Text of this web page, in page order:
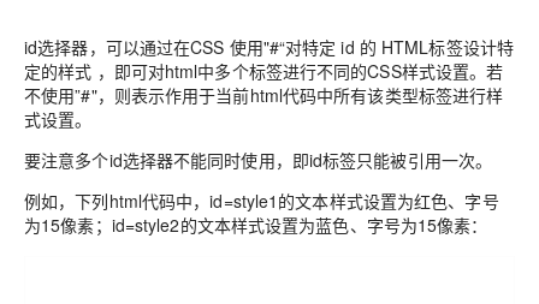
id选择器，可以通过在CSS 使用"#“对特定 id 的 HTML标签设计特
定的样式 ，即可对html中多个标签进行不同的CSS样式设置。若
不使用”#"，则表示作用于当前html代码中所有该类型标签进行样
式设置。
要注意多个id选择器不能同时使用，即id标签只能被引用一次。
例如，下列html代码中，id=style1的文本样式设置为红色、字号
为15像素；id=style2的文本样式设置为蓝色、字号为15像素：